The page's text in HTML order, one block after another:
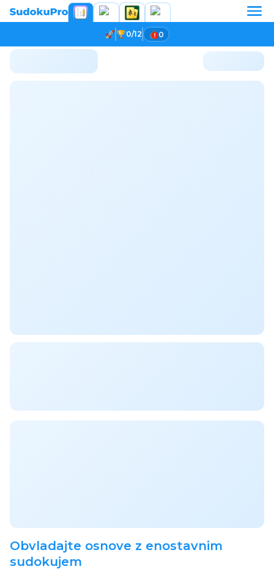
0/12 0
Obvladajte osnove z enostavnim
sudokujem